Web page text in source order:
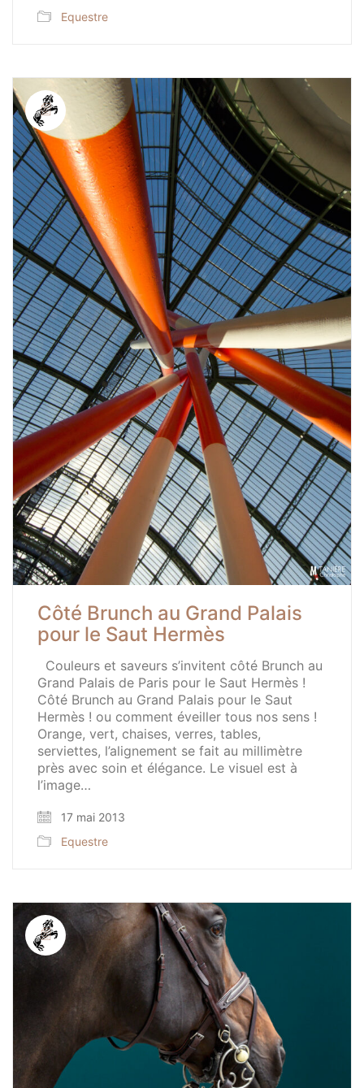
Equestre
Côté Brunch au Grand Palais
pour le Saut Hermès
Couleurs et saveurs s’invitent côté Brunch au
Grand Palais de Paris pour le Saut Hermès !
Côté Brunch au Grand Palais pour le Saut
Hermès ! ou comment éveiller tous nos sens !
Orange, vert, chaises, verres, tables,
serviettes, l’alignement se fait au millimètre
près avec soin et élégance. Le visuel est à
l’image…
17 mai 2013
Equestre